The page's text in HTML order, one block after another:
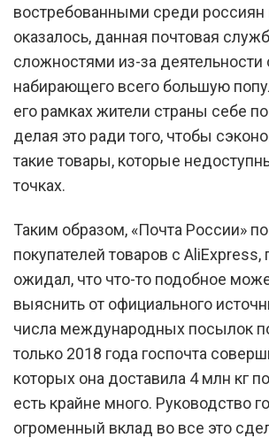
востребованными среди
оказалось, данная почтовая
сложностями из-за деятельности
набирающего всего большую
его рамках жители страны себе
делая это ради того, чтобы
такие товары, которые
точках.
Таким образом, «Почта России»
покупателей товаров с
ожидал, что что-то подобное
выяснить от официального
числа международных посылок
только 2018 года госпочта
которых она доставила 4 млн кг
есть крайне много. Руководство
огроменный вклад во все это